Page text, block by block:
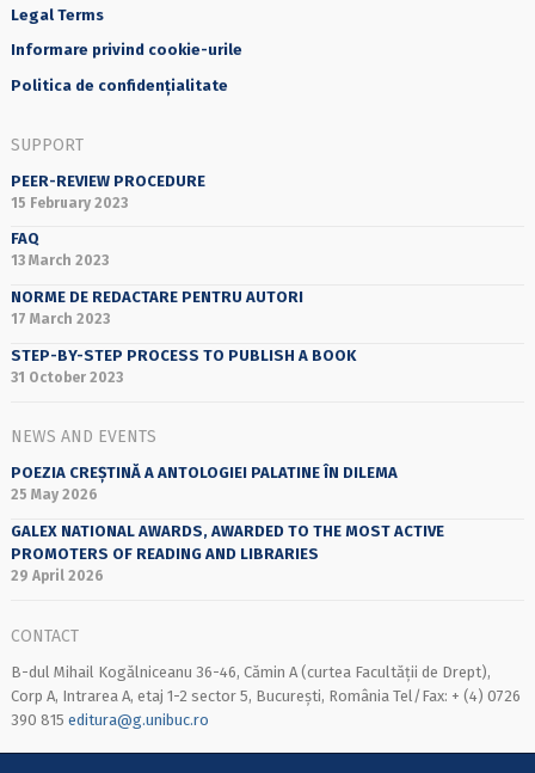
Legal Terms
Informare privind cookie-urile
Politica de confidențialitate
SUPPORT
PEER-REVIEW PROCEDURE
15 February 2023
FAQ
13 March 2023
NORME DE REDACTARE PENTRU AUTORI
17 March 2023
STEP-BY-STEP PROCESS TO PUBLISH A BOOK
31 October 2023
NEWS AND EVENTS
POEZIA CREȘTINĂ A ANTOLOGIEI PALATINE ÎN DILEMA
25 May 2026
GALEX NATIONAL AWARDS, AWARDED TO THE MOST ACTIVE
PROMOTERS OF READING AND LIBRARIES
29 April 2026
CONTACT
B-dul Mihail Kogălniceanu 36-46, Cămin A (curtea Facultății de Drept),
Corp A, Intrarea A, etaj 1-2 sector 5, București, România Tel/Fax: + (4) 0726
390 815 editura@g.unibuc.ro